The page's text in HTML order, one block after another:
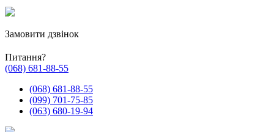
Замовити дзвінок
Питання?
(068) 681-88-55
(068) 681-88-55
(099) 701-75-85
(063) 680-19-94